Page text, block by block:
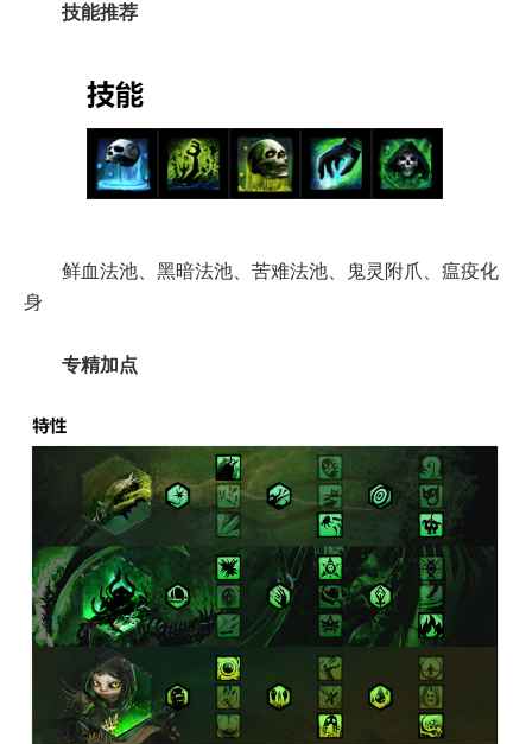
技能推荐
鲜血法池、黑暗法池、苦难法池、鬼灵附爪、瘟疫化
身
专精加点